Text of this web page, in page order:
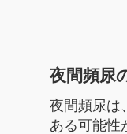
夜間頻尿
夜間頻尿は
ある可能性